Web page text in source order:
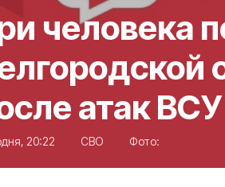
человека
атак ВСУ
20:22 СВО Фото: